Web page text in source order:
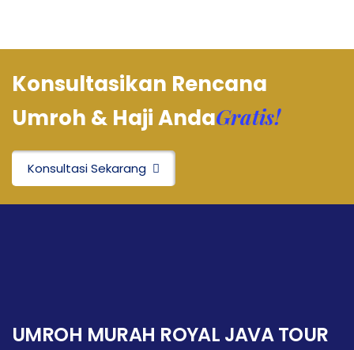
Konsultasikan Rencana
Umroh & Haji AndaGratis!
Konsultasi Sekarang
UMROH MURAH ROYAL JAVA TOUR